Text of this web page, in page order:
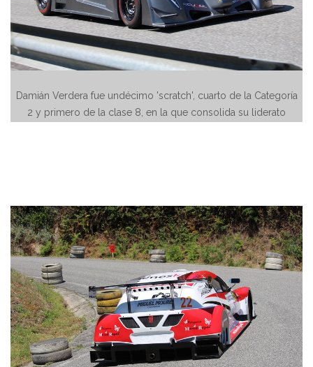
Damián Verdera fue undécimo 'scratch', cuarto de la Categoría
2 y primero de la clase 8, en la que consolida su liderato